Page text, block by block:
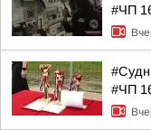
#ЧП
#ЧП